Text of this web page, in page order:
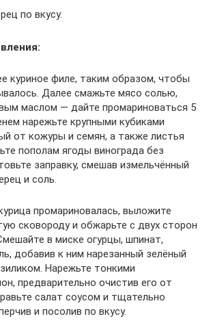
по вкусу.
куриное филе, таким образом, чтобы
Далее смажьте мясо солью,
маслом — дайте промариноваться 5
нарежьте крупными кубиками
от кожуры и семян, а также листья
пополам ягоды винограда без
заправку, смешав измельчённый
и соль.
промариновалась, выложите
сковороду и обжарьте с двух сторон
в миске огурцы, шпинат,
добавив к ним нарезанный зелёный
Нарежьте тонкими
предварительно очистив его от
салат соусом и тщательно
и посолив по вкусу.